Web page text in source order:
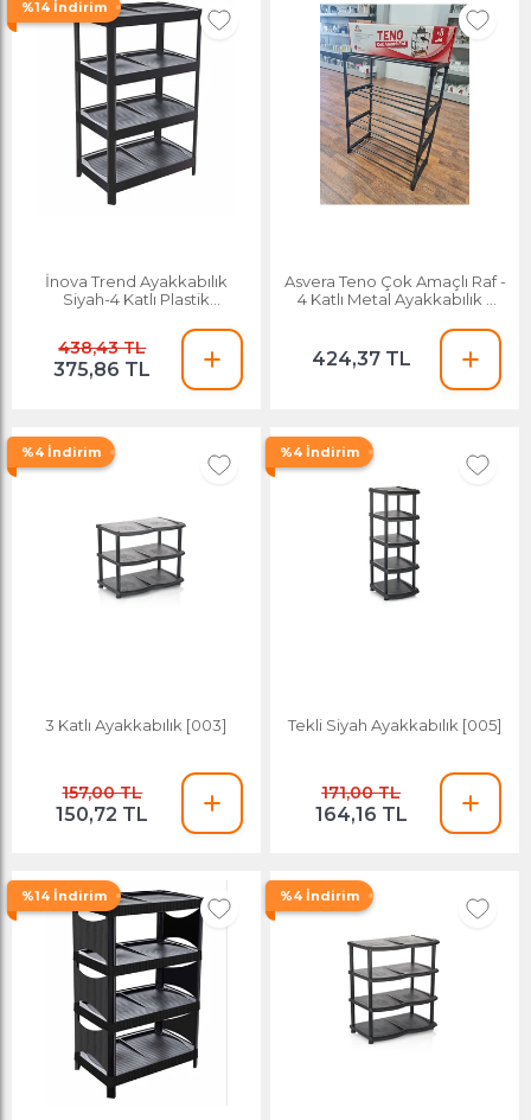
%14 İndirim
İnova Trend Ayakkabılık
Siyah-4 Katlı Plastik
438,43 TL
375,86 TL
Asvera Teno Çok Amaçlı Raf -
4 Katlı Metal Ayakkabılık -
424,37 TL
%4 İndirim
3 Katlı Ayakkabılık [003]
157,00 TL
150,72 TL
%4 İndirim
Tekli Siyah Ayakkabılık [005]
171,00 TL
164,16 TL
%14 İndirim %4 İndirim